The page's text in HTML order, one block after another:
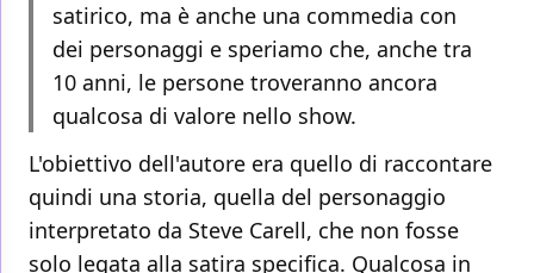
satirico, ma è anche una commedia con
dei personaggi e speriamo che, anche tra
10 anni, le persone troveranno ancora
qualcosa di valore nello show.
L'obiettivo dell'autore era quello di raccontare
quindi una storia, quella del personaggio
interpretato da Steve Carell, che non fosse
solo legata alla satira specifica. Qualcosa in